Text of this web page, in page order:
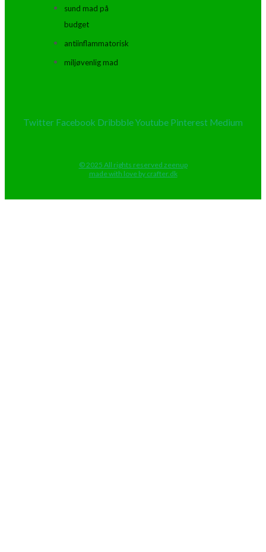
sund mad på
budget
antiinflammatorisk
miljøvenlig mad
Twitter Facebook DribbbleYoutube Pinterest Medium
© 2025 All rights reserved zeenup
made with love by crafter.dk